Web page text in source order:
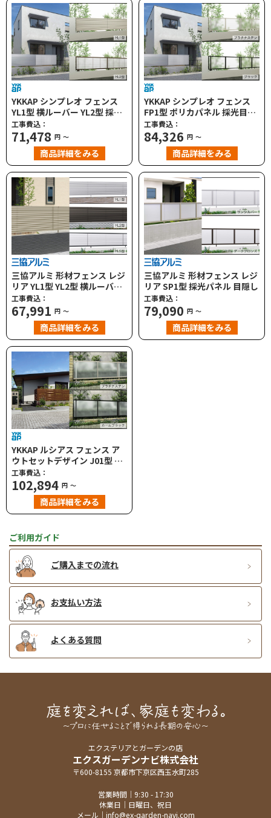
YKKAP シンプレオ フェンス
YL1型 横ルーバー YL2型 採光
ルーバー 高尺タイプ対応
工事費込：
71,478 円 ～
商品詳細をみる
YKKAP シンプレオ フェンス
FP1型 ポリカパネル 採光目隠
し
工事費込：
84,326 円 ～
商品詳細をみる
三協アルミ 形材フェンス レジ
リア YL1型 YL2型 横ルーバー
YLS型 横採光ルーバー 目隠し
ハイタイプ・高尺タイプ対応
工事費込：
67,991 円 ～
商品詳細をみる
三協アルミ 形材フェンス レジ
リア SP1型 採光パネル 目隠し
工事費込：
79,090 円 ～
商品詳細をみる
YKKAP ルシアス フェンス ア
ウトセットデザイン J01型 ポ
リカパネル 採光目隠し
工事費込：
102,894 円 ～
商品詳細をみる
ご利用ガイド
ご購入までの流れ
お支払い方法
よくある質問
エクステリアとガーデンの店
エクスガーデンナビ株式会社
〒600-8155 京都市下京区西玉水町285
営業時間｜9:30 - 17:30
休業日｜日曜日、祝日
メール｜ info@ex-garden-navi.com